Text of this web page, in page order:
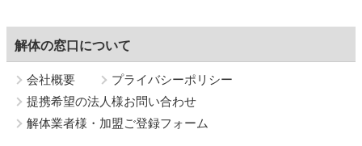
解体の窓口について
会社概要
プライバシーポリシー
提携希望の法人様お問い合わせ
解体業者様・加盟ご登録フォーム